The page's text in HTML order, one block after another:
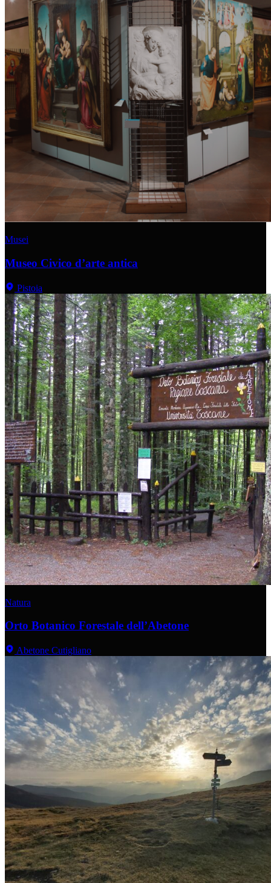
Musei
Museo Civico d’arte antica
Pistoia
Natura
Orto Botanico Forestale dell’Abetone
Abetone Cutigliano